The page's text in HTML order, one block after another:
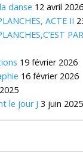
danse 12 avril 2026
ACTE II
19 février 2026
16 février 2026
le jour J 3 juin 2025